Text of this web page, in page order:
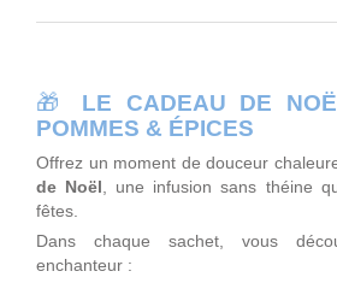
🎁 LE CADEAU DE
POMMES & ÉPICES
Offrez un moment de douceur
de Noël, une infusion sans théine
fêtes.
Dans chaque sachet, vous
enchanteur :